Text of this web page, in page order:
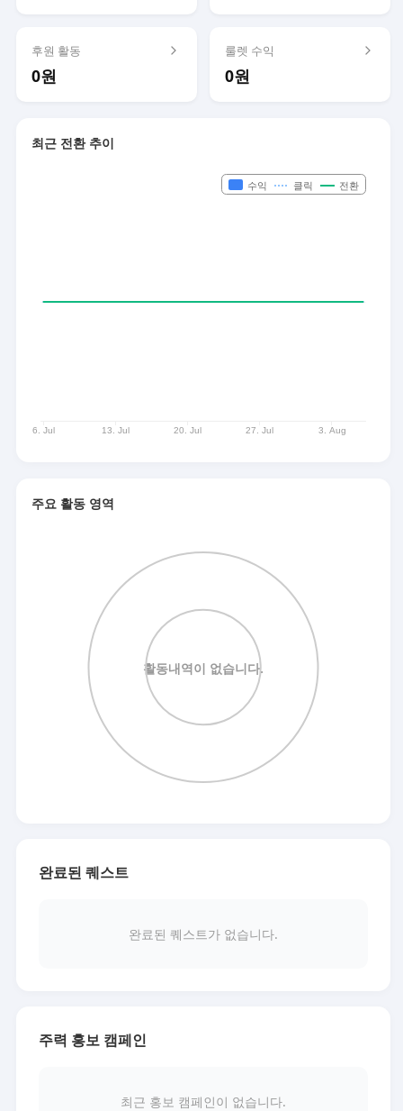
후원 활동
0원
룰렛 수익
0원
최근 전환 추이
주요 활동 영역
완료된 퀘스트
완료된 퀘스트가 없습니다.
주력 홍보 캠페인
최근 홍보 캠페인이 없습니다.